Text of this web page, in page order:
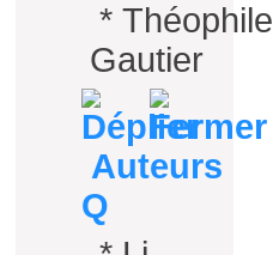
* Théophile
Gautier
Auteurs
Q